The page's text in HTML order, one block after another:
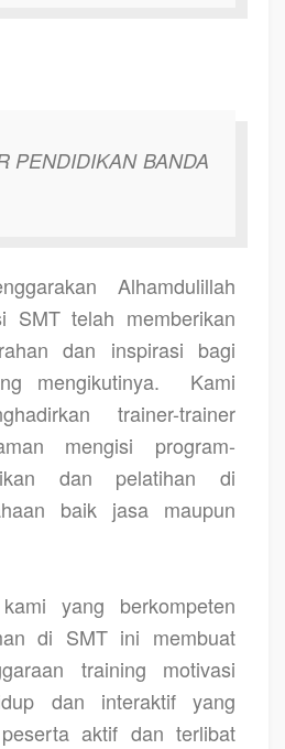
PENDIDIKAN BANDA
Alhamdulillah
SMT telah memberikan
dan inspirasi bagi
mengikutinya.
Kami
trainer-trainer
mengisi program-
dan pelatihan di
baik jasa maupun
yang berkompeten
di SMT ini membuat
training motivasi
dan interaktif yang
aktif dan terlibat